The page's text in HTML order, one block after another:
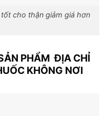
cho thận giảm giá hơn
PHẨM ĐỊA CHỈ
KHÔNG NƠI